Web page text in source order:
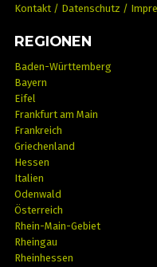
Kontakt / Datenschutz /
REGIONEN
Baden-Württemberg
Bayern
Eifel
Frankfurt am Main
Frankreich
Griechenland
Hessen
Italien
Odenwald
Österreich
Rhein-Main-Gebiet
Rheingau
Rheinhessen